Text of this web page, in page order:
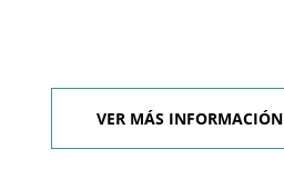
VER MÁS INFORMACIÓN